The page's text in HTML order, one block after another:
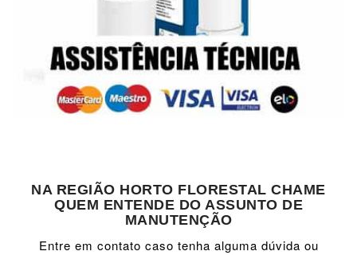
NA REGIÃO HORTO FLORESTAL CHAME
QUEM ENTENDE DO ASSUNTO DE
MANUTENÇÃO
Entre em contato caso tenha alguma dúvida ou